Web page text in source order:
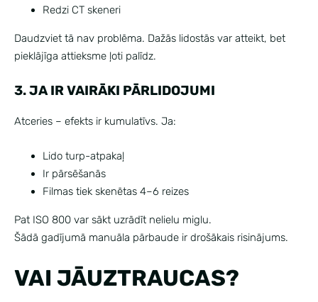
Redzi CT skeneri
Daudzviet tā nav problēma. Dažās lidostās var atteikt, bet
pieklājīga attieksme ļoti palīdz.
3. JA IR VAIRĀKI PĀRLIDOJUMI
Atceries – efekts ir kumulatīvs. Ja:
Lido turp-atpakaļ
Ir pārsēšanās
Filmas tiek skenētas 4–6 reizes
Pat ISO 800 var sākt uzrādīt nelielu miglu.
Šādā gadījumā manuāla pārbaude ir drošākais risinājums.
VAI JĀUZTRAUCAS?